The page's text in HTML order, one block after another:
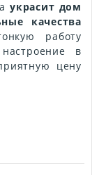
украсит дом
качества
работу
в
цену